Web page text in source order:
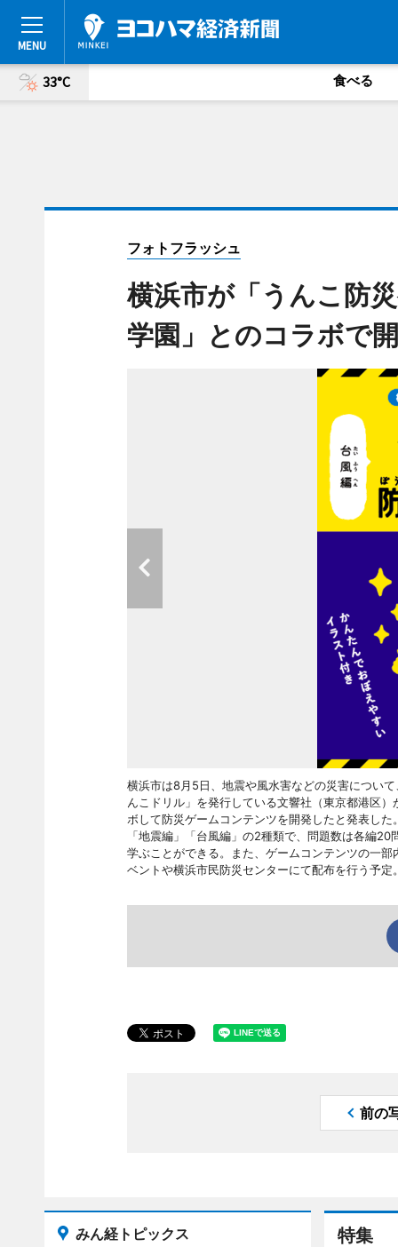
33°C 食べる
フォトフラッシュ
横浜市が「うんこ防
学園」とのコラボで
横浜市は8月5日、地震や風水害などの災害につい
んこドリル」を発行している文響社（東京都港区
ボして防災ゲームコンテンツを開発したと発表し
「地震編」「台風編」の2種類で、問題数は各編
学ぶことができる。また、ゲームコンテンツの一
ベントや横浜市民防災センターにて配布を行う予定
前の
特集
みん経トピックス